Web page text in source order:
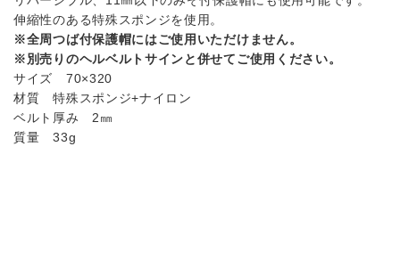
伸縮性のある特殊スポンジを使用。
※全周つば付保護帽にはご使用いただけません。
※別売りのヘルベルトサインと併せてご使用ください。
サイズ 70×320
材質 特殊スポンジ+ナイロン
ベルト厚み 2㎜
質量 33g